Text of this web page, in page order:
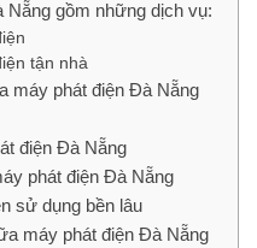
gồm những dịch vụ:
tận nhà
máy phát điện Đà Nẵng
điện Đà Nẵng
phát điện Đà Nẵng
sử dụng bền lâu
máy phát điện Đà Nẵng